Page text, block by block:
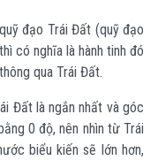
đạo Trái Đất (quỹ đạo
có nghĩa là hành tinh đó
qua Trái Đất.
Đất là ngắn nhất và góc
0 độ, nên nhìn từ Trái
biểu kiến sẽ lớn hơn,